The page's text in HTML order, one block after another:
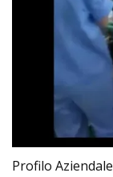
Profilo Aziendale